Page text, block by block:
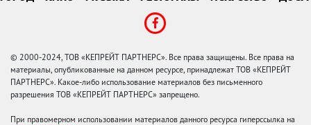
© 2000-2024, ТОВ «КЕПРЕЙТ ПАРТНЕРС». Все права защищены. Все права на
материалы, опубликованные на данном ресурсе, принадлежат ТОВ «КЕПРЕЙТ
ПАРТНЕРС». Какое-либо использование материалов без письменного
разрешения ТОВ «КЕПРЕЙТ ПАРТНЕРС» запрещено.
При правомерном использовании материалов данного ресурса гиперссылка на